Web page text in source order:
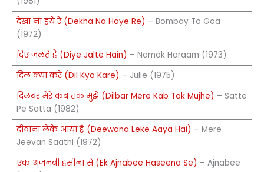
देखा ना हये रे (Dekha Na Haye Re) – Bombay To Goa
(1972)
दिए जलते हैं (Diye Jalte Hain) – Namak Haraam (1973)
दिल क्या करे (Dil Kya Kare) – Julie (1975)
दिलबर मेरे कब तक मुझे (Dilbar Mere Kab Tak Mujhe) – Satte
Pe Satta (1982)
दीवाना लेके आया है (Deewana Leke Aaya Hai) – Mere
Jeevan Saathi (1972)
एक अजनबी हसीना से (Ek Ajnabee Haseena Se) – Ajnabee